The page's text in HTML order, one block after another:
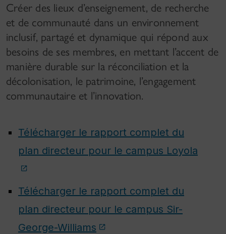
Créer des lieux d’enseignement, de recherche
et de communauté dans un environnement
inclusif, partagé et dynamique qui répond aux
besoins de ses membres, en mettant l’accent de
manière durable sur la réconciliation et la
décolonisation, le patrimoine, l’engagement
communautaire et l’innovation.
Télécharger le rapport complet du
plan directeur pour le campus Loyola
Télécharger le rapport complet du
plan directeur pour le campus Sir-
George-Williams